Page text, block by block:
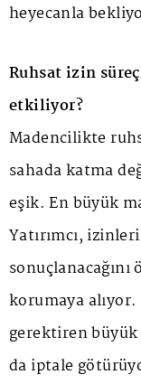
heyecanla
Ruhsat izin
etkiliyor?
Madencilikte
sahada katma
eşik. En büyük
Yatırımcı,
korumaya
gerektiren
da iptale